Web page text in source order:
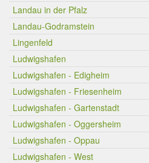
Landau in der Pfalz
Landau-Godramstein
Lingenfeld
Ludwigshafen
Ludwigshafen - Edigheim
Ludwigshafen - Friesenheim
Ludwigshafen - Gartenstadt
Ludwigshafen - Oggersheim
Ludwigshafen - Oppau
Ludwigshafen - West